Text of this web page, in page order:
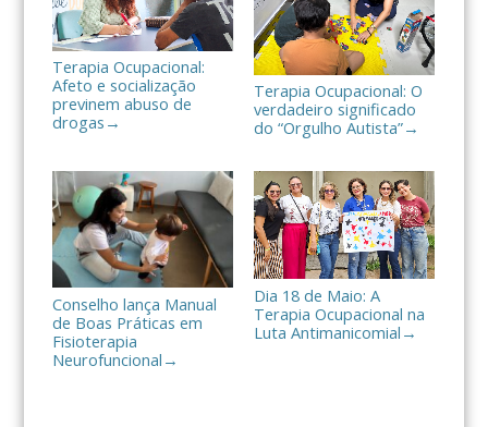
Terapia Ocupacional:
Afeto e socialização
previnem abuso de
drogas →
Terapia Ocupacional: O
verdadeiro significado
do “Orgulho Autista”→
Conselho lança Manual
de Boas Práticas em
Fisioterapia
Neurofuncional →
Dia 18 de Maio: A
Terapia Ocupacional na
Luta Antimanicomial →